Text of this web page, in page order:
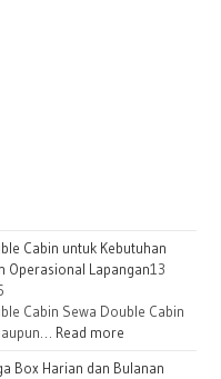
Cabin untuk Kebutuhan
Operasional Lapangan13
Cabin Sewa Double Cabin
Read more
Box Harian dan Bulanan